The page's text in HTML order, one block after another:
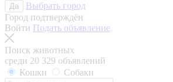
Да
Выбрать город
Город подтверждён
Войти Подать объявление
Поиск животных
среди 20 329 объявлений
Кошки
Собаки